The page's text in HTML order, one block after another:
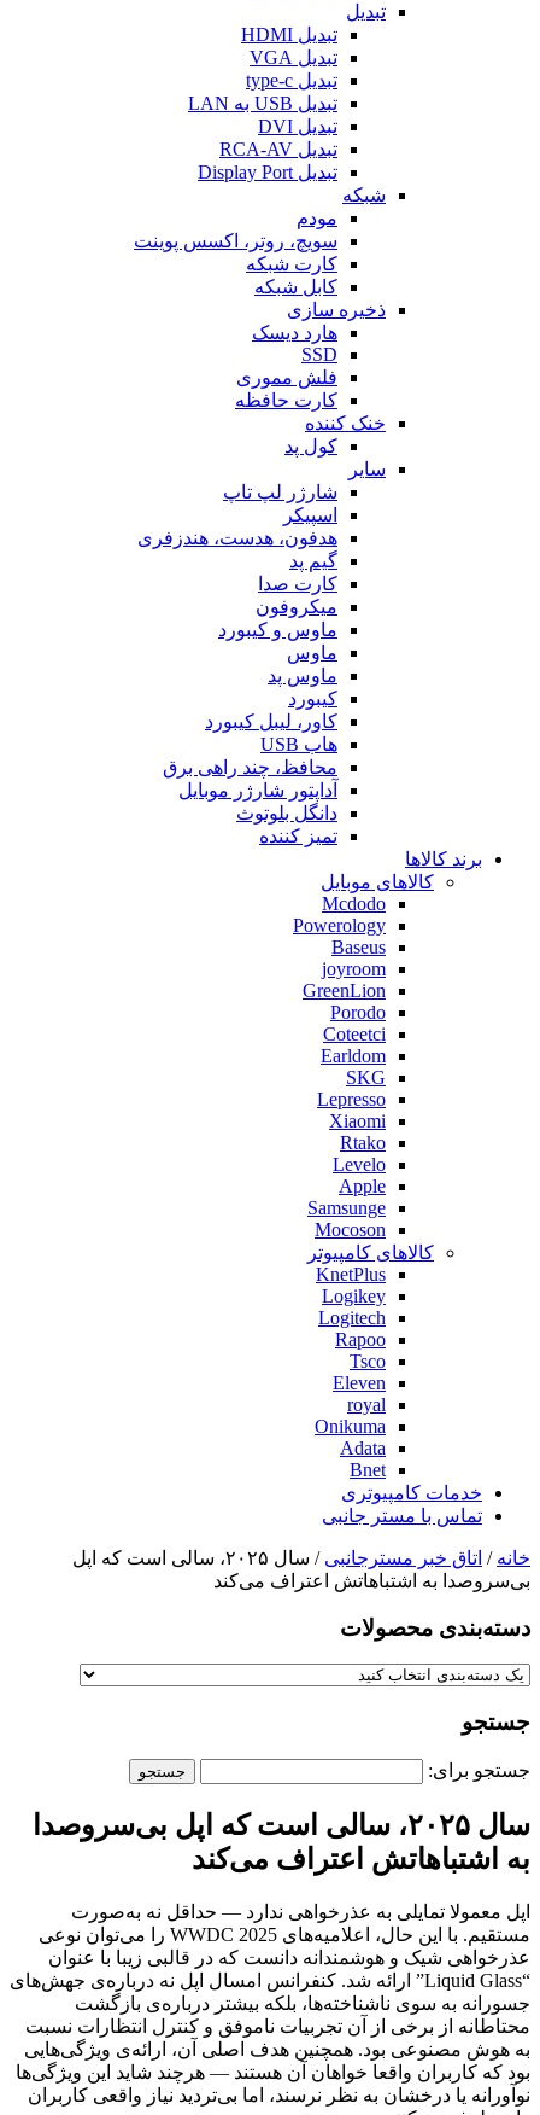
تبدیل
تبدیل HDMI
تبدیل VGA
تبدیل type-c
تبدیل USB به LAN
تبدیل DVI
تبدیل RCA-AV
تبدیل Display Port
شبکه
مودم
سویچ، روتر، اکسس پوینت
کارت شبکه
کابل شبکه
ذخیره سازی
هارد دیسک
SSD
فلش مموری
کارت حافظه
خنک کننده
کول پد
سایر
شارژر لپ تاپ
اسپیکر
هدفون، هدست، هندزفری
گیم پد
کارت صدا
میکروفون
ماوس و کیبورد
ماوس
ماوس پد
کیبورد
کاور، لیبل کیبورد
هاب USB
محافظ، چند راهی برق
آداپتور شارژر موبایل
دانگل بلوتوث
تمیز کننده
برند کالاها
کالاهای موبایل
Mcdodo
Powerology
Baseus
joyroom
GreenLion
Porodo
Coteetci
Earldom
SKG
Lepresso
Xiaomi
Rtako
Levelo
Apple
Samsunge
Mocoson
کالاهای کامپیوتر
KnetPlus
Logikey
Logitech
Rapoo
Tsco
Eleven
royal
Onikuma
Adata
Bnet
خدمات کامپیوتری
تماس با مستر جانبی
خانه / اتاق خبر مسترجانبی
/ سال ۲۰۲۵، سالی است که اپل
بی‌سروصدا به اشتباهاتش اعتراف می‌کند
دسته‌بندی‌ محصولات
جستجو
جستجو برای:
سال ۲۰۲۵، سالی است که اپل بی‌سروصدا
به اشتباهاتش اعتراف می‌کند
اپل معمولا تمایلی به عذرخواهی ندارد — حداقل نه به‌صورت
مستقیم. با این حال، اعلامیه‌های WWDC 2025 را می‌توان نوعی
عذرخواهی شیک و هوشمندانه دانست که در قالبی زیبا با عنوان
“Liquid Glass” ارائه شد. کنفرانس امسال اپل نه درباره‌ی جهش‌های
جسورانه به سوی ناشناخته‌ها، بلکه بیشتر درباره‌ی بازگشت
محتاطانه از برخی از آن تجربیات ناموفق و کنترل انتظارات نسبت
به هوش مصنوعی بود. همچنین هدف اصلی آن، ارائه‌ی ویژگی‌هایی
بود که کاربران واقعا خواهان آن هستند — هرچند شاید این ویژگی‌ها
نوآورانه یا درخشان به نظر نرسند، اما بی‌تردید نیاز واقعی کاربران